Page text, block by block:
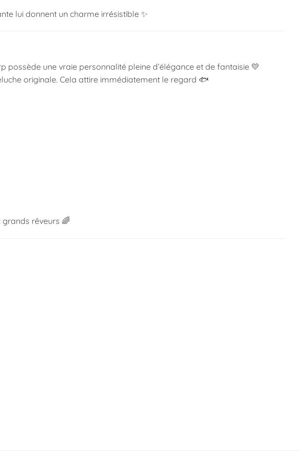
lui donnent un charme irrésistible ✨
possède une vraie personnalité pleine d’élégance et de fantaisie 💛
originale. Cela attire immédiatement le regard 🐟
grands rêveurs 🌈